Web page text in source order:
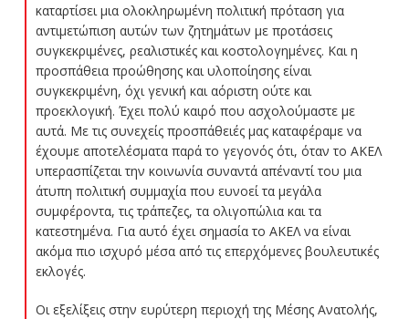
καταρτίσει μια ολοκληρωμένη πολιτική πρόταση για
αντιμετώπιση αυτών των ζητημάτων με προτάσεις
συγκεκριμένες, ρεαλιστικές και κοστολογημένες. Και η
προσπάθεια προώθησης και υλοποίησης είναι
συγκεκριμένη, όχι γενική και αόριστη ούτε και
προεκλογική. Έχει πολύ καιρό που ασχολούμαστε με
αυτά. Με τις συνεχείς προσπάθειές μας καταφέραμε να
έχουμε αποτελέσματα παρά το γεγονός ότι, όταν το ΑΚΕΛ
υπερασπίζεται την κοινωνία συναντά απέναντί του μια
άτυπη πολιτική συμμαχία που ευνοεί τα μεγάλα
συμφέροντα, τις τράπεζες, τα ολιγοπώλια και τα
κατεστημένα. Για αυτό έχει σημασία το ΑΚΕΛ να είναι
ακόμα πιο ισχυρό μέσα από τις επερχόμενες βουλευτικές
εκλογές.
Οι εξελίξεις στην ευρύτερη περιοχή της Μέσης Ανατολής,